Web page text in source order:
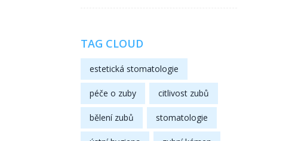
TAG CLOUD
estetická stomatologie
péče o zuby citlivost zubů
bělení zubů stomatologie